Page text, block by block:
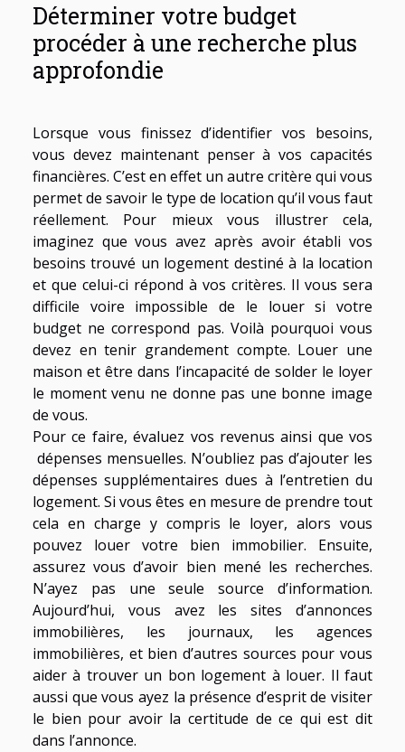
Déterminer votre budget
procéder à une recherche plus
approfondie
Lorsque vous finissez d’identifier vos besoins,
vous devez maintenant penser à vos capacités
financières. C’est en effet un autre critère qui vous
permet de savoir le type de location qu’il vous faut
réellement. Pour mieux vous illustrer cela,
imaginez que vous avez après avoir établi vos
besoins trouvé un logement destiné à la location
et que celui-ci répond à vos critères. Il vous sera
difficile voire impossible de le louer si votre
budget ne correspond pas. Voilà pourquoi vous
devez en tenir grandement compte. Louer une
maison et être dans l’incapacité de solder le loyer
le moment venu ne donne pas une bonne image
de vous.
Pour ce faire, évaluez vos revenus ainsi que vos
dépenses mensuelles. N’oubliez pas d’ajouter les
dépenses supplémentaires dues à l’entretien du
logement. Si vous êtes en mesure de prendre tout
cela en charge y compris le loyer, alors vous
pouvez louer votre bien immobilier. Ensuite,
assurez vous d’avoir bien mené les recherches.
N’ayez pas une seule source d’information.
Aujourd’hui, vous avez les sites d’annonces
immobilières, les journaux, les agences
immobilières, et bien d’autres sources pour vous
aider à trouver un bon logement à louer. Il faut
aussi que vous ayez la présence d’esprit de visiter
le bien pour avoir la certitude de ce qui est dit
dans l’annonce.